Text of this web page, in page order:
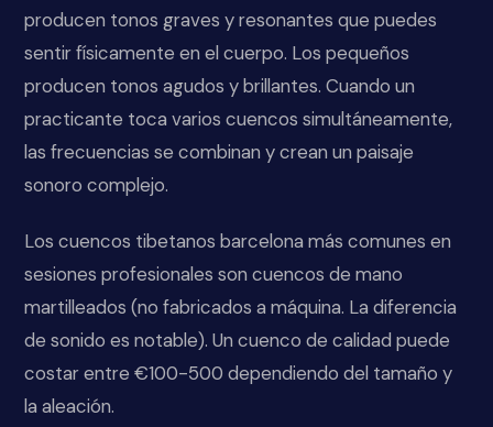
producen tonos graves y resonantes que puedes
sentir físicamente en el cuerpo. Los pequeños
producen tonos agudos y brillantes. Cuando un
practicante toca varios cuencos simultáneamente,
las frecuencias se combinan y crean un paisaje
sonoro complejo.
Los cuencos tibetanos barcelona más comunes en
sesiones profesionales son cuencos de mano
martilleados (no fabricados a máquina. La diferencia
de sonido es notable). Un cuenco de calidad puede
costar entre €100-500 dependiendo del tamaño y
la aleación.